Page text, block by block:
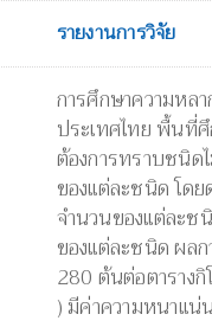
รายงานการวิจัย
การศึกษาความหล
ประเทศไทย พื้นที่
ต้องการทราบชนิด
ของแต่ละชนิด โด
จำนวนของแต่ละช
ของแต่ละชนิด ผล
280 ต้นต่อตารางกิ
) มีค่าความหนาแน่